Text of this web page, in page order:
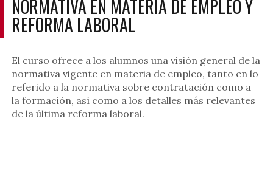
NORMATIVA EN MATERIA DE EMPLEO Y
REFORMA LABORAL
El curso ofrece a los alumnos una visión general de la
normativa vigente en materia de empleo, tanto en lo
referido a la normativa sobre contratación como a
la formación, así como a los detalles más relevantes
de la última reforma laboral.